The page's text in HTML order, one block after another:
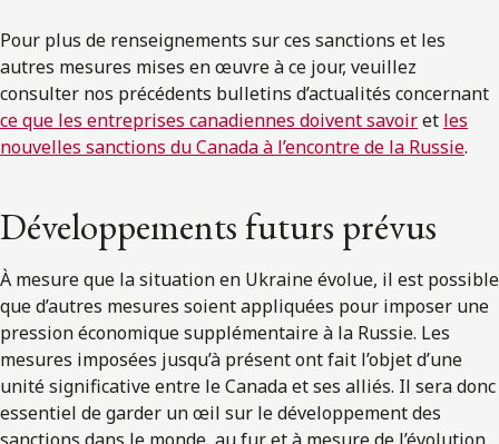
Pour plus de renseignements sur ces sanctions et les
autres mesures mises en œuvre à ce jour, veuillez
consulter nos précédents bulletins d’actualités concernant
ce que les entreprises canadiennes doivent savoiret les
nouvelles sanctions du Canada à l’encontre de la Russie.
Développements futurs prévus
À mesure que la situation en Ukraine évolue, il est possible
que d’autres mesures soient appliquées pour imposer une
pression économique supplémentaire à la Russie. Les
mesures imposées jusqu’à présent ont fait l’objet d’une
unité significative entre le Canada et ses alliés. Il sera donc
essentiel de garder un œil sur le développement des